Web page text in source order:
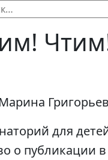
для
о публикации